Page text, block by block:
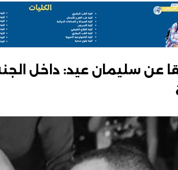
عن سليمان عيد: داخل